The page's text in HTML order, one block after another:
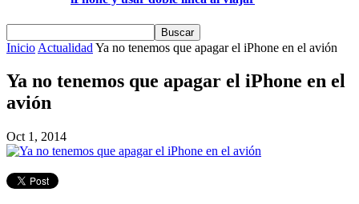
Inicio Actualidad Ya no tenemos que apagar el iPhone en el avión
Ya no tenemos que apagar el iPhone en el
avión
Oct 1, 2014